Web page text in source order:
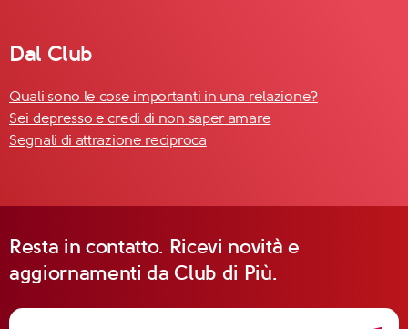
Dal Club
Quali sono le cose importanti in una relazione?
Sei depresso e credi di non saper amare
Segnali di attrazione reciproca
Resta in contatto. Ricevi novità e
aggiornamenti da Club di Più.